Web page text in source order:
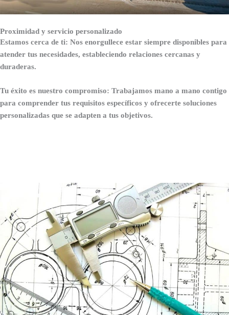
Proximidad y servicio personalizado
Estamos cerca de ti: Nos enorgullece estar siempre disponibles para
atender tus necesidades, estableciendo relaciones cercanas y
duraderas.
Tu éxito es nuestro compromiso: Trabajamos mano a mano contigo
para comprender tus requisitos específicos y ofrecerte soluciones
personalizadas que se adapten a tus objetivos.